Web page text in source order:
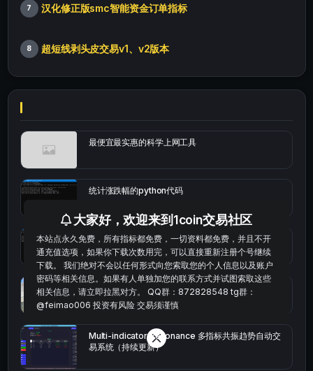
7 汉化修正版smc智能资金订单指标
8 超短线剥头皮交易v1、v2版本
最便宜最实惠的科学上网工具
统计涨跌幅的python代码
okx的短线量化的免费版本
bybit安卓端
Multi-indicator Resonance 多指标共振趋势自动交
易系统（持续更新）
大家好，欢迎来到1coin交易社区
本站点永久免费，所有指标都免费，一切资料都免费，并且不开
通充值选项，如果你下载次数用完，可以直接重新注册个号继续
下载。 我们绝对不会以任何形式向您索取您的个人信息以及账户
密码等相关信息。如果有人单独加您的联系方式并试图索取这些
相关信息，请立即拉黑对方。 QQ群：872828548 tg群：
@feimao006 投资有风险 交易须谨慎